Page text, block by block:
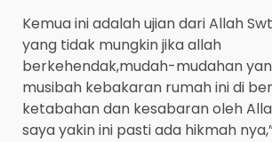
Kemua ini adalah ujian dari Allah
yang tidak mungkin jika allah
berkehendak,mudah-mudahan
musibah kebakaran rumah ini di
ketabahan dan kesabaran oleh
saya yakin ini pasti ada hikmah